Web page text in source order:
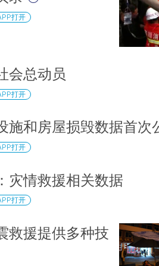
打开
会总动员
打开
施和房屋损毁数据首次
打开
灾情救援相关数据
打开
救援提供多种技